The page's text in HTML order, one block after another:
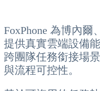
FoxPhone 為博內
提供真實雲端設備
跨團隊任務銜接場
與流程可控性。